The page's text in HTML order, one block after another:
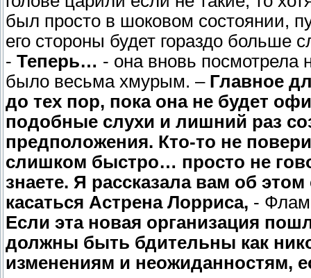
был просто в шоковом состоянии,
его стороны будет гораздо больше
- Теперь… - она вновь посмотрела
было весьма хмурым. – Главное
до тех пор, пока она не будет
подобные слухи и лишний раз
предположения. Кто-то не
слишком быстро… просто не
знаете. Я рассказала вам об
касаться Астрена Лорриса, -
Если эта новая организация
должны быть бдительны как
изменениям и неожиданностям,